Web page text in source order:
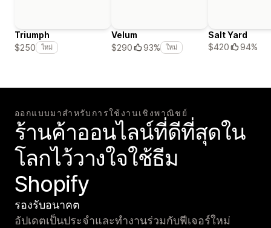
Triumph
$250
ใหม่
Velum
$290
93% ใหม่
Salt Yard
$420
94%
ออกแบบมาสำหรับการใช้งานเชิงพาณิชย์
ร้านค้าออนไลน์ที่ดีที่สุดใน
โลกไว้วางใจใช้ธีม
Shopify
รองรับอนาคต
อัปเดตเป็นประจำและทำงานร่วมกับฟีเจอร์ใหม่